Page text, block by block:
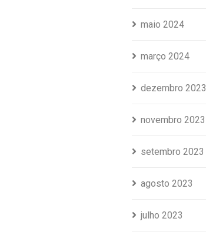
maio 2024
março 2024
dezembro 2023
novembro 2023
setembro 2023
agosto 2023
julho 2023